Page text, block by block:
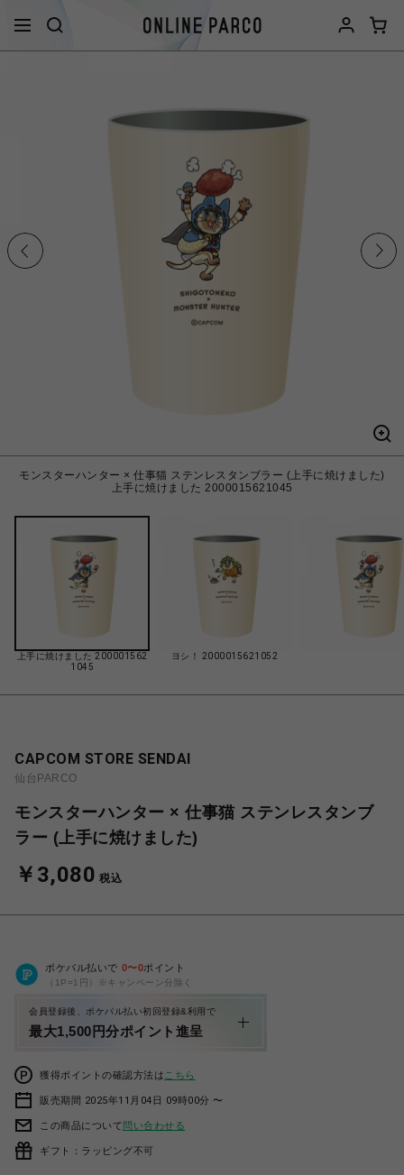
モンスターハンター × 仕事猫 ステンレスタンブラー (上手に焼けました)
上手に焼けました 2000015621045
上手に焼けました 200001562
1045
ヨシ！ 2000015621052
CAPCOM STORE SENDAI
仙台PARCO
モンスターハンター × 仕事猫 ステンレスタンブ
ラー (上手に焼けました)
￥3,080 税込
ポケパル払いで 0〜0ポイント
（1P=1円）※キャンペーン分除く
会員登録後、ポケパル払い初回登録&利用で
最大1,500円分ポイント進呈
獲得ポイントの確認方法は こちら
販売期間 2025年11月04日 09時00分 〜
この商品について問い合わせる
ギフト：ラッピング不可